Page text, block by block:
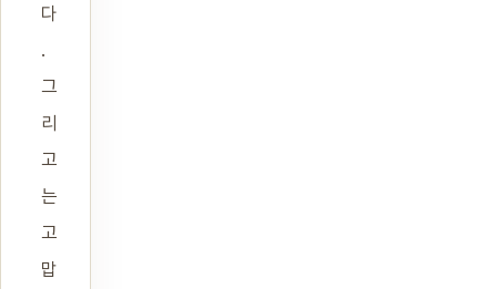
다
.
그
리
고
는
고
맙